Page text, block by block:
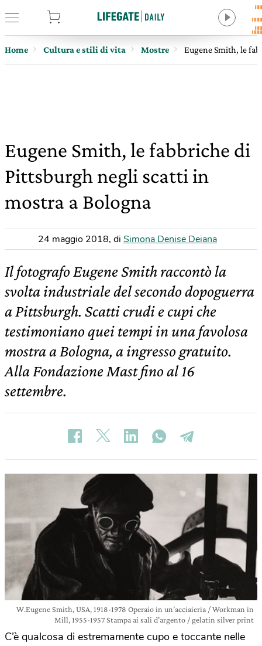
Home Cultura e stili di vita Mostre Eugene Smith, le
Eugene Smith, le fabbriche di
Pittsburgh negli scatti in
mostra a Bologna
24 maggio 2018, di Simona Denise Deiana
Il fotografo Eugene Smith raccontò la
svolta industriale del secondo dopoguerra
a Pittsburgh. Scatti crudi e cupi che
testimoniano quei tempi in una favolosa
mostra a Bologna, a ingresso gratuito.
Alla Fondazione Mast fino al 16
settembre.
W.Eugene Smith, USA, 1918-1978 Operaio in un’acciaieria / Workman in
Mill, 1955-1957 Stampa ai sali d’argento / gelatin silver print
C’è qualcosa di estremamente cupo e toccante nelle